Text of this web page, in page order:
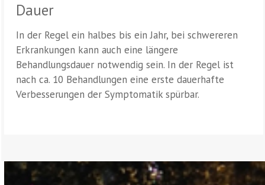
Dauer
In der Regel ein halbes bis ein Jahr, bei schwereren
Erkrankungen kann auch eine längere
Behandlungsdauer notwendig sein. In der Regel ist
nach ca. 10 Behandlungen eine erste dauerhafte
Verbesserungen der Symptomatik spürbar.